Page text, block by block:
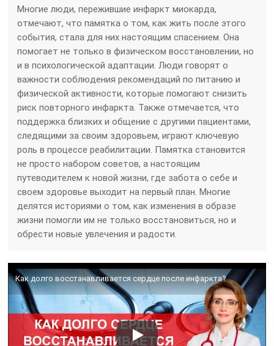
Многие люди, пережившие инфаркт миокарда,
отмечают, что памятка о том, как жить после этого
события, стала для них настоящим спасением. Она
помогает не только в физическом восстановлении, но
и в психологической адаптации. Люди говорят о
важности соблюдения рекомендаций по питанию и
физической активности, которые помогают снизить
риск повторного инфаркта. Также отмечается, что
поддержка близких и общение с другими пациентами,
следящими за своим здоровьем, играют ключевую
роль в процессе реабилитации. Памятка становится
не просто набором советов, а настоящим
путеводителем к новой жизни, где забота о себе и
своем здоровье выходит на первый план. Многие
делятся историями о том, как изменения в образе
жизни помогли им не только восстановиться, но и
обрести новые увлечения и радости.
Как долго восстанавливается сердце после инфаркта?